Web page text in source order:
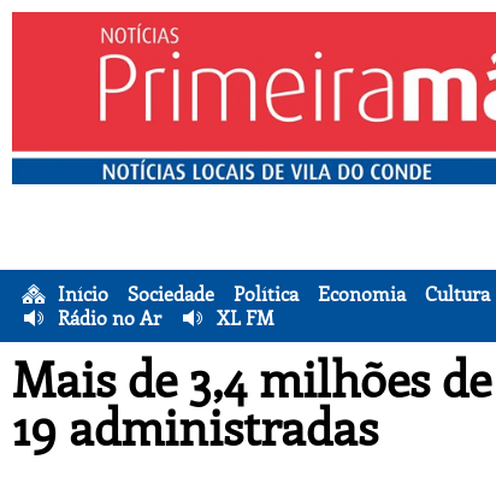
Início Sociedade Política Economia Cultura
Rádio no Ar
XL FM
Mais de 3,4 milhões
19 administradas